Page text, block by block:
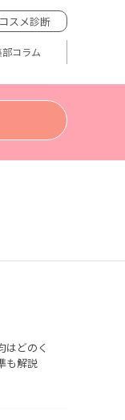
スメ診断
コラム
はどのく
も解説